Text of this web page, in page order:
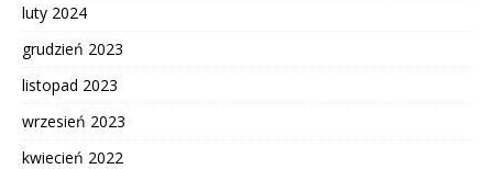
luty 2024
grudzień 2023
listopad 2023
wrzesień 2023
kwiecień 2022